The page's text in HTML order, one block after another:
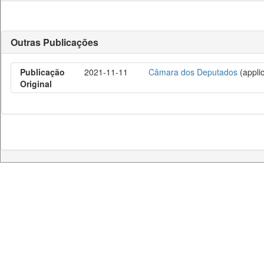
Outras Publicações
Publicação
Original
2021-11-11 Câmara dos Deputados